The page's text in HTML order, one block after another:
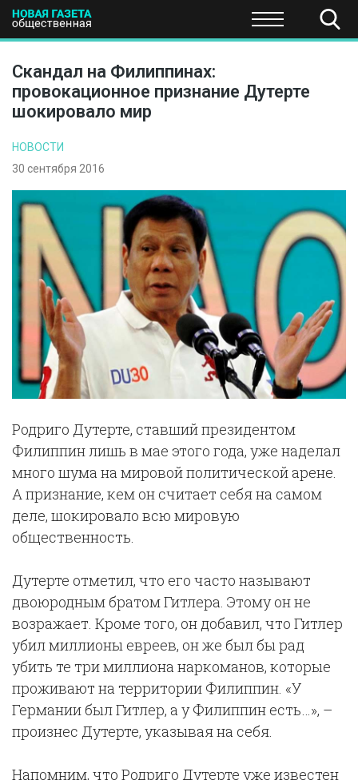
ПОЛИТИКА ЭКОНОМИКА НАУКА И
Скандал на Филиппинах:
провокационное признание Дутерте
шокировало мир
НОВОСТИ
30 сентября 2016
Родриго Дутерте, ставший президентом
Филиппин лишь в мае этого года, уже наделал
много шума на мировой политической арене.
А признание, кем он считает себя на самом
деле, шокировало всю мировую
общественность.
Дутерте отметил, что его часто называют
двоюродным братом Гитлера. Этому он не
возражает. Кроме того, он добавил, что Гитлер
убил миллионы евреев, он же был бы рад
убить те три миллиона наркоманов, которые
проживают на территории Филиппин. «У
Германии был Гитлер, а у Филиппин есть…», –
произнес Дутерте, указывая на себя.
Напомним, что Родриго Дутерте уже известен